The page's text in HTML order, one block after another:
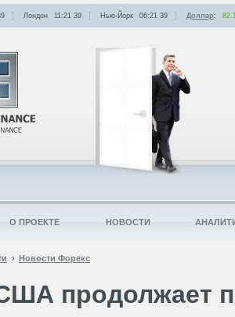
Новости Форекс
продолжает
Лондон 11:21: 39 Нью-Йорк 06:21: 39 Доллар:
О ПРОЕКТЕ НОВОСТИ